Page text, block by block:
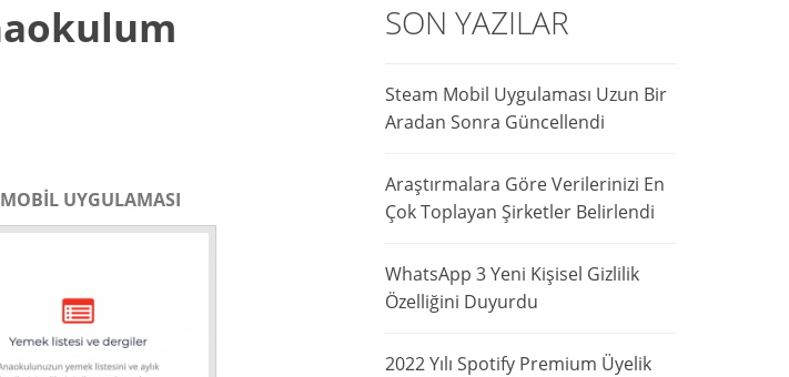
UYGULAMASI
SON YAZILAR
Steam Mobil Uygulaması Uzun Bir
Aradan Sonra Güncellendi
Araştırmalara Göre Verilerinizi En
Çok Toplayan Şirketler Belirlendi
WhatsApp 3 Yeni Kişisel Gizlilik
Özelliğini Duyurdu
2022 Yılı Spotify Premium Üyelik